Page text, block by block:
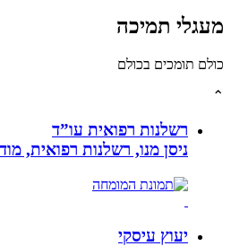
מעגלי תמיכה
כולם תומכים בכולם
⌃
רשלנות רפואית עו”ד
ניסן מנו, רשלנות רפואית,
יעוץ עיסקי